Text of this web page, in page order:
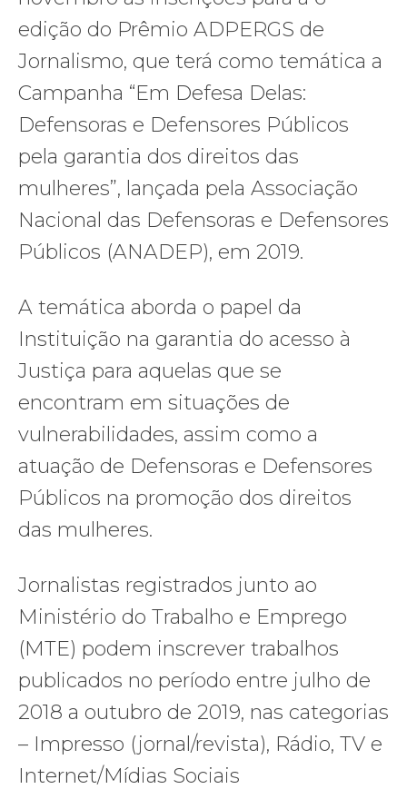
edição do Prêmio ADPERGS de
Jornalismo, que terá como temática a
Campanha “Em Defesa Delas:
Defensoras e Defensores Públicos
pela garantia dos direitos das
mulheres”, lançada pela Associação
Nacional das Defensoras e Defensores
Públicos (ANADEP), em 2019.
A temática aborda o papel da
Instituição na garantia do acesso à
Justiça para aquelas que se
encontram em situações de
vulnerabilidades, assim como a
atuação de Defensoras e Defensores
Públicos na promoção dos direitos
das mulheres.
Jornalistas registrados junto ao
Ministério do Trabalho e Emprego
(MTE) podem inscrever trabalhos
publicados no período entre julho de
2018 a outubro de 2019, nas categorias
– Impresso (jornal/revista), Rádio, TV e
Internet/Mídias Sociais